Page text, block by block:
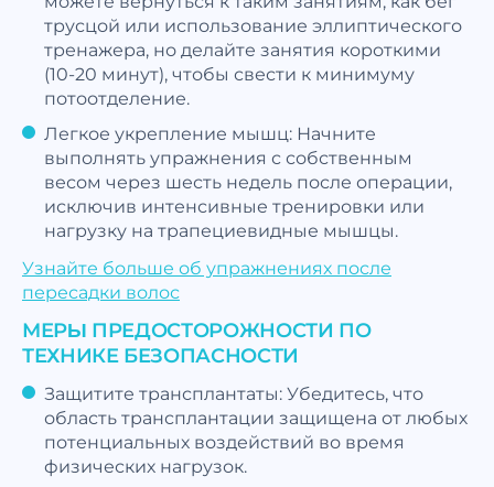
трусцой или использование эллиптического
тренажера, но делайте занятия короткими
(10-20 минут), чтобы свести к минимуму
потоотделение.
Легкое укрепление мышц: Начните
выполнять упражнения с собственным
весом через шесть недель после операции,
исключив интенсивные тренировки или
нагрузку на трапециевидные мышцы.
Узнайте больше об упражнениях после
пересадки волос
МЕРЫ ПРЕДОСТОРОЖНОСТИ ПО
ТЕХНИКЕ БЕЗОПАСНОСТИ
Защитите трансплантаты: Убедитесь, что
область трансплантации защищена от любых
потенциальных воздействий во время
физических нагрузок.